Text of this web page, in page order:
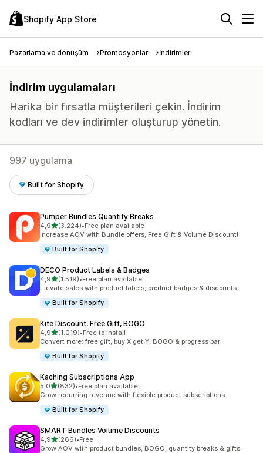
Shopify App Store
Pazarlama ve dönüşüm Promosyonlar İndirimler
İndirim uygulamaları
Harika bir fırsatla müşterileri çekin. İndirim
kodları ve dev indirimler oluşturup yönetin.
997 uygulama
Built for Shopify
Pumper Bundles Quantity Breaks
4,95 yıldız üzerinden
(3.224)
toplam 3224 değerlendirme
•Free plan available
Increase AOV with Bundle offers, Free Gift & Volume Discount!
Built for Shopify
DECO Product Labels & Badges
4,95 yıldız üzerinden
(1.519)
toplam 1519 değerlendirme
•Free plan available
Elevate sales with product labels, product badges & discounts
Built for Shopify
Kite Discount, Free Gift, BOGO
4,95 yıldız üzerinden
(1.019)
toplam 1019 değerlendirme
•Free to install
Convert more: free gift, buy X get Y, BOGO & progress bar
Built for Shopify
Kaching Subscriptions App
5,05 yıldız üzerinden
(832)
toplam 832 değerlendirme
•Free plan available
Grow recurring revenue with flexible product subscriptions
Built for Shopify
SMART Bundles Volume Discounts
4,95 yıldız üzerinden
(266)
toplam 266 değerlendirme
•Free
Grow AOV with product bundles, BOGO, quantity breaks & gifts